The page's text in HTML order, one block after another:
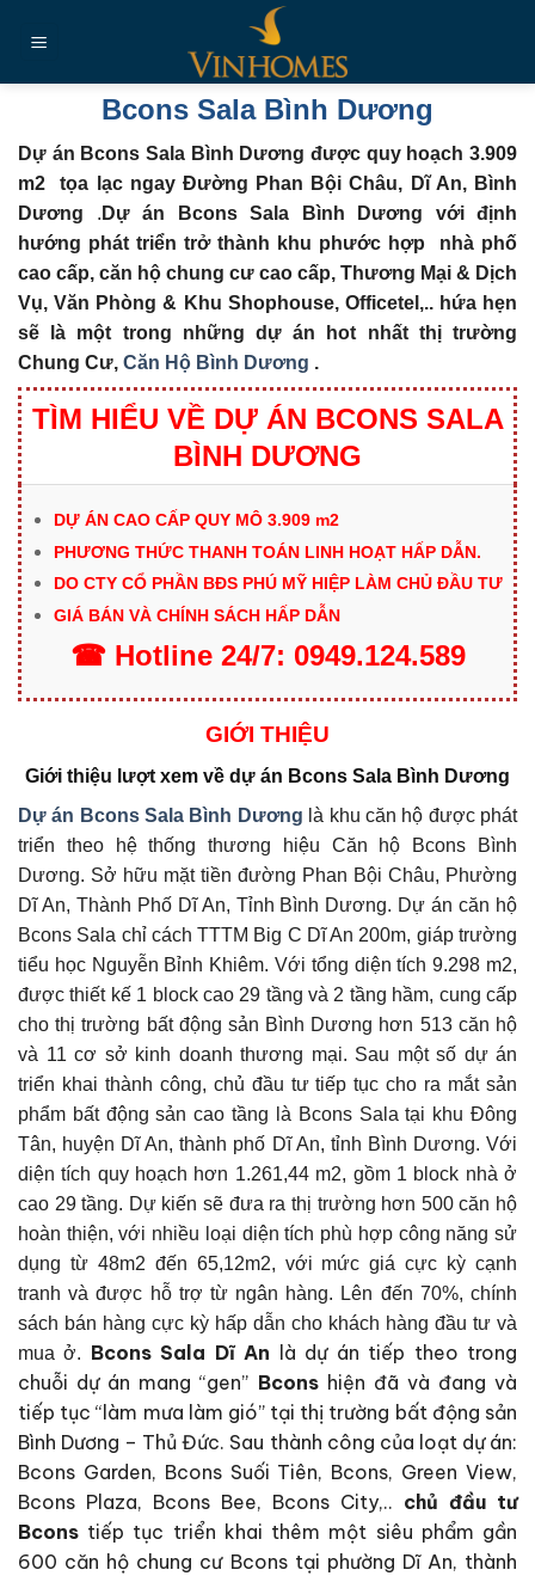
đến
Bcons Sala Bình Dương
Dự án Bcons Sala Bình Dương được quy hoạch 3.909
m2 tọa lạc ngay Đường Phan Bội Châu, Dĩ An, Bình
Dương . Dự án Bcons Sala Bình Dương với định
hướng phát triển trở thành khu phước hợp nhà phố
cao cấp, căn hộ chung cư cao cấp, Thương Mại & Dịch
Vụ, Văn Phòng & Khu Shophouse, Officetel,.. hứa hẹn
sẽ là một trong những dự án hot nhất thị trường
Chung Cư, Căn Hộ Bình Dương .
TÌM HIỂU VỀ DỰ ÁN BCONS SALA
BÌNH DƯƠNG
DỰ ÁN CAO CẤP QUY MÔ 3.909 m2
PHƯƠNG THỨC THANH TOÁN LINH HOẠT HẤP DẪN.
DO CTY CỔ PHẦN BĐS PHÚ MỸ HIỆP LÀM CHỦ ĐẦU TƯ
GIÁ BÁN VÀ CHÍNH SÁCH HẤP DẪN
☎ Hotline 24/7: 0949.124.589
GIỚI THIỆU
Giới thiệu lượt xem về dự án Bcons Sala Bình Dương
Dự án Bcons Sala Bình Dương là khu căn hộ được phát
triển theo hệ thống thương hiệu Căn hộ Bcons Bình
Dương. Sở hữu mặt tiền đường Phan Bội Châu, Phường
Dĩ An, Thành Phố Dĩ An, Tỉnh Bình Dương. Dự án căn hộ
Bcons Sala chỉ cách TTTM Big C Dĩ An 200m, giáp trường
tiểu học Nguyễn Bỉnh Khiêm. Với tổng diện tích 9.298 m2,
được thiết kế 1 block cao 29 tầng và 2 tầng hầm, cung cấp
cho thị trường bất động sản Bình Dương hơn 513 căn hộ
và 11 cơ sở kinh doanh thương mại. Sau một số dự án
triển khai thành công, chủ đầu tư tiếp tục cho ra mắt sản
phẩm bất động sản cao tầng là Bcons Sala tại khu Đông
Tân, huyện Dĩ An, thành phố Dĩ An, tỉnh Bình Dương. Với
diện tích quy hoạch hơn 1.261,44 m2, gồm 1 block nhà ở
cao 29 tầng. Dự kiến ​​sẽ đưa ra thị trường hơn 500 căn hộ
hoàn thiện, với nhiều loại diện tích phù hợp công năng sử
dụng từ 48m2 đến 65,12m2, với mức giá cực kỳ cạnh
tranh và được hỗ trợ từ ngân hàng. Lên đến 70%, chính
sách bán hàng cực kỳ hấp dẫn cho khách hàng đầu tư và
mua ở. Bcons Sala Dĩ An là dự án tiếp theo trong
chuỗi dự án mang “gen” Bconshiện đã và đang và
tiếp tục “làm mưa làm gió” tại thị trường bất động sản
Bình Dương – Thủ Đức. Sau thành công của loạt dự án:
Bcons Garden, Bcons Suối Tiên, Bcons, Green View,
Bcons Plaza, Bcons Bee, Bcons City,.. chủ đầu tư
Bcons tiếp tục triển khai thêm một siêu phẩm gần
600 căn hộ chung cư Bcons tại phường Dĩ An, thành